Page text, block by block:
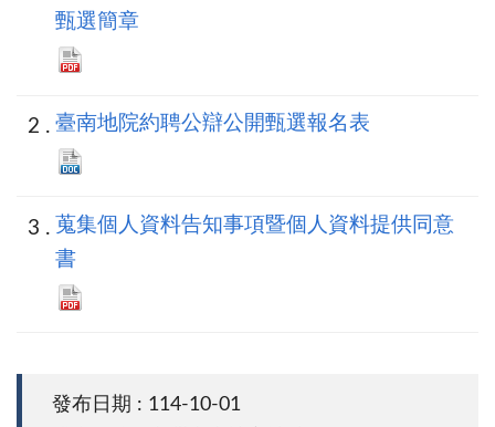
甄選簡章
臺南地院約聘公辯公開甄選報名表
蒐集個人資料告知事項暨個人資料提供同意
書
發布日期 : 114-10-01